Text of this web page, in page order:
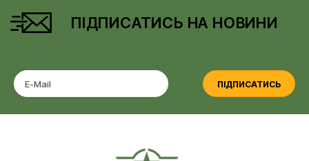
ПІДПИСАТИСЬ НА НОВИНИ
ПІДПИСАТИСЬ